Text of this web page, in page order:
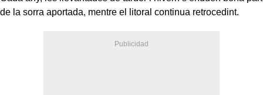
de la sorra aportada, mentre el litoral continua retrocedint.